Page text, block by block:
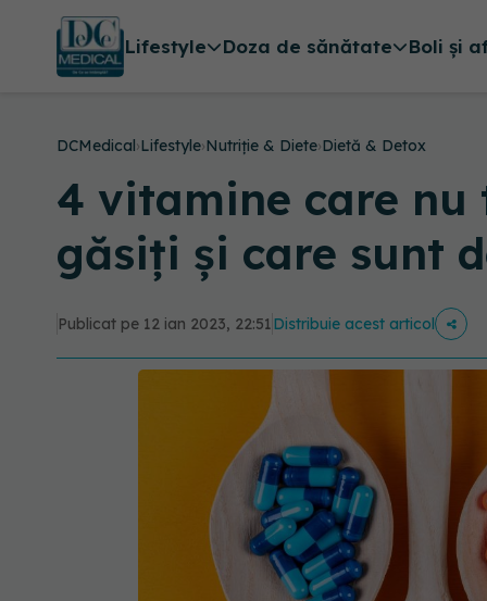
Lifestyle Doza de sănătate Boli și
DCMedical›Lifestyle›Nutriție & Diete›Dietă & Detox
4 vitamine care
găsiți și care sunt
Publicat pe 12 ian 2023, 22:51Distribuie acest articol